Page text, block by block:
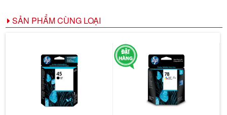
SẢN PHẨM CÙNG LOẠI